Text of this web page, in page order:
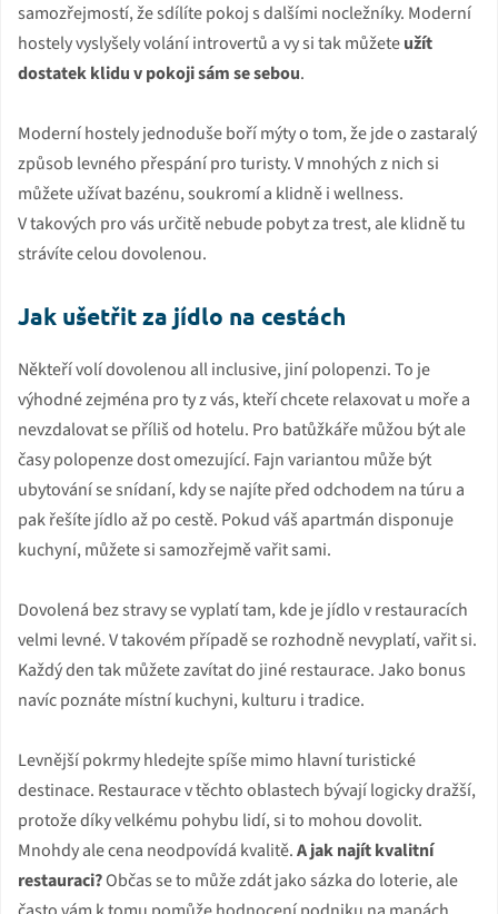
samozřejmostí, že sdílíte pokoj s dalšími nocležníky. Moderní
hostely vyslyšely volání introvertů a vy si tak můžeteužít
dostatek klidu v pokoji sám se sebou.
Moderní hostely jednoduše boří mýty o tom, že jde o zastaralý
způsob levného přespání pro turisty. V mnohých z nich si
můžete užívat bazénu, soukromí a klidně i wellness.
V takových pro vás určitě nebude pobyt za trest, ale klidně tu
strávíte celou dovolenou.
Jak ušetřit za jídlo na cestách
Někteří volí dovolenou all inclusive, jiní polopenzi. To je
výhodné zejména pro ty z vás, kteří chcete relaxovat u moře a
nevzdalovat se příliš od hotelu. Pro batůžkáře můžou být ale
časy polopenze dost omezující. Fajn variantou může být
ubytování se snídaní, kdy se najíte před odchodem na túru a
pak řešíte jídlo až po cestě. Pokud váš apartmán disponuje
kuchyní, můžete si samozřejmě vařit sami.
Dovolená bez stravy se vyplatí tam, kde je jídlo v restauracích
velmi levné. V takovém případě se rozhodně nevyplatí, vařit si.
Každý den tak můžete zavítat do jiné restaurace. Jako bonus
navíc poznáte místní kuchyni, kulturu i tradice.
Levnější pokrmy hledejte spíše mimo hlavní turistické
destinace. Restaurace v těchto oblastech bývají logicky dražší,
protože díky velkému pohybu lidí, si to mohou dovolit.
Mnohdy ale cena neodpovídá kvalitě.A jak najít kvalitní
restauraci?Občas se to může zdát jako sázka do loterie, ale